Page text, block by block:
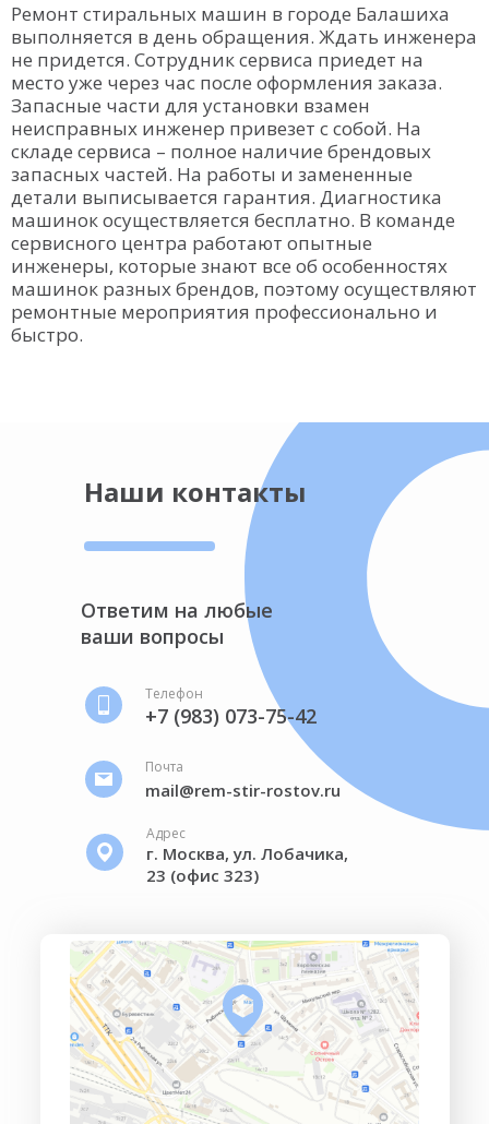
Ремонт стиральных машин в городе Балашиха
выполняется в день обращения. Ждать инженера
не придется. Сотрудник сервиса приедет на
место уже через час после оформления заказа.
Запасные части для установки взамен
неисправных инженер привезет с собой. На
складе сервиса – полное наличие брендовых
запасных частей. На работы и замененные
детали выписывается гарантия. Диагностика
машинок осуществляется бесплатно. В команде
сервисного центра работают опытные
инженеры, которые знают все об особенностях
машинок разных брендов, поэтому осуществляют
ремонтные мероприятия профессионально и
быстро.
Наши контакты
Ответим на любые
ваши вопросы
Телефон
+7 (983) 073-75-42
Адрес
г. Москва, ул. Лобачика,
23 (офис 323)
mail@rem-stir-rostov.ru
Почта